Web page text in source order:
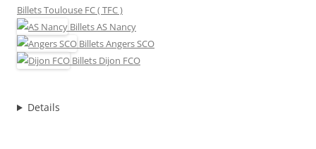
Billets Toulouse FC ( TFC )
BilletsAS Nancy
BilletsAngers SCO
Billets Dijon FCO
Details